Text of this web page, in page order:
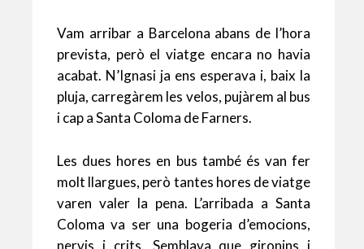
Vam arribar a Barcelona abans de l’hora
prevista, però el viatge encara no havia
acabat. N’Ignasi ja ens esperava i, baix la
pluja, carregàrem les velos, pujàrem al bus
i cap a Santa Coloma de Farners.
Les dues hores en bus també és van fer
molt llargues, però tantes hores de viatge
varen valer la pena. L’arribada a Santa
Coloma va ser una bogeria d’emocions,